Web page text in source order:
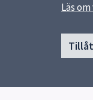
Läs
Sidfot
Start